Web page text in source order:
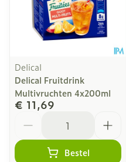
Delical
Delical Fruitdrink
Multivruchten 4x200ml
€ 11,69
Bestel